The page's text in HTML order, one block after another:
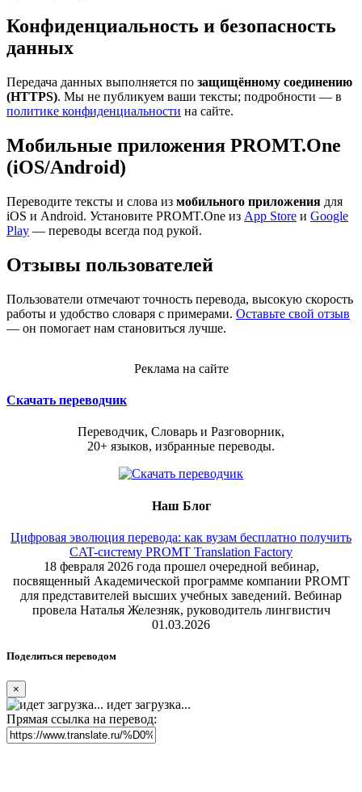
Конфиденциальность и безопасность
данных
Передача данных выполняется по защищённому соединению
(HTTPS). Мы не публикуем ваши тексты; подробности — в
политике конфиденциальности на сайте.
Мобильные приложения PROMT.One
(iOS/Android)
Переводите тексты и слова из мобильного приложения для
iOS и Android. Установите PROMT.One из App Store и Google
Play — переводы всегда под рукой.
Отзывы пользователей
Пользователи отмечают точность перевода, высокую скорость
работы и удобство словаря с примерами. Оставьте свой отзыв
— он помогает нам становиться лучше.
Реклама на сайте
Скачать переводчик
Переводчик, Словарь и Разговорник,
20+ языков, избранные переводы.
Наш Блог
Цифровая эволюция перевода: как вузам бесплатно получить
CAT-систему PROMT Translation Factory
18 февраля 2026 года прошел очередной вебинар,
посвященный Академической программе компании PROMT
для представителей высших учебных заведений. Вебинар
провела Наталья Железняк, руководитель лингвистич
01.03.2026
Поделиться переводом
×
идет загрузка...
Прямая ссылка на перевод: